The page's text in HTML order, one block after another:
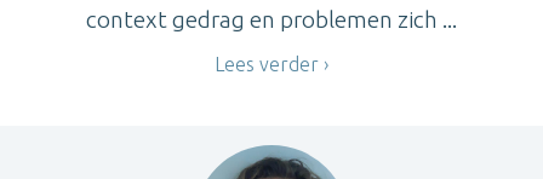
context gedrag en problemen zich ...
Lees verder